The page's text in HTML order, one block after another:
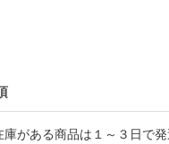
庫がある商品は１～３日で発